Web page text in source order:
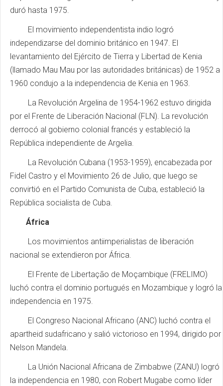
duró hasta 1975.
El movimiento independentista indio logró
independizarse del dominio británico en 1947. El
levantamiento del Ejército de Tierra y Libertad de Kenia
(llamado Mau Mau por las autoridades británicas) de 1952 a
1960 condujo a la independencia de Kenia en 1963.
La Revolución Argelina de 1954-1962 estuvo dirigida
por el Frente de Liberación Nacional (FLN). La revolución
derrocó al gobierno colonial francés y estableció la
República independiente de Argelia.
La Revolución Cubana (1953-1959), encabezada por
Fidel Castro y el Movimiento 26 de Julio, que luego se
convirtió en el Partido Comunista de Cuba, estableció la
República socialista de Cuba.
África
Los movimientos antiimperialistas de liberación
nacional se extendieron por África.
El Frente de Libertação de Moçambique (FRELIMO)
luchó contra el dominio portugués en Mozambique y logró la
independencia en 1975.
El Congreso Nacional Africano (ANC) luchó contra el
apartheid sudafricano y salió victorioso en 1994, dirigido por
Nelson Mandela.
La Unión Nacional Africana de Zimbabwe (ZANU) logró
la independencia en 1980, con Robert Mugabe como líder